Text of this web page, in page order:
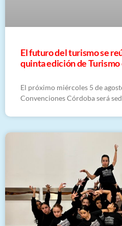
El futuro del turismo se
quinta edición de
El próximo miércoles 5 de
Convenciones Córdoba será